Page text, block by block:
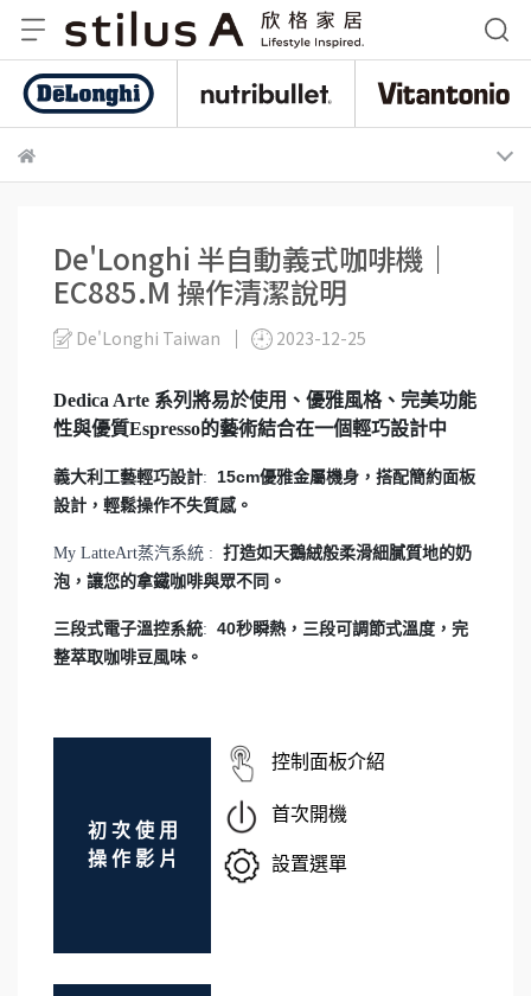
De
De'Longhi 半自動義式咖啡機｜
EC885.M 操作清潔說明
De'Longhi Taiwan 2023-12-25
Dedica Arte 系列 將易於使用、優雅風格、完美功能
性與優質Espresso的藝術結合在一個輕巧設計中
義大利工藝輕巧設計:
15cm優雅金屬機身，搭配簡約面板
設計，輕鬆操作不失質感。
My LatteArt蒸汽系統 : 打造如天鵝絨般柔滑細膩質地的奶
泡，讓您的拿鐵咖啡與眾不同。
三段式電子溫控系統: 40秒瞬熱，三段可調節式溫度，完
整萃取咖啡豆風味。
初 次 使 用
操 作 影 片
控制面板介紹
首次開機
設置選單